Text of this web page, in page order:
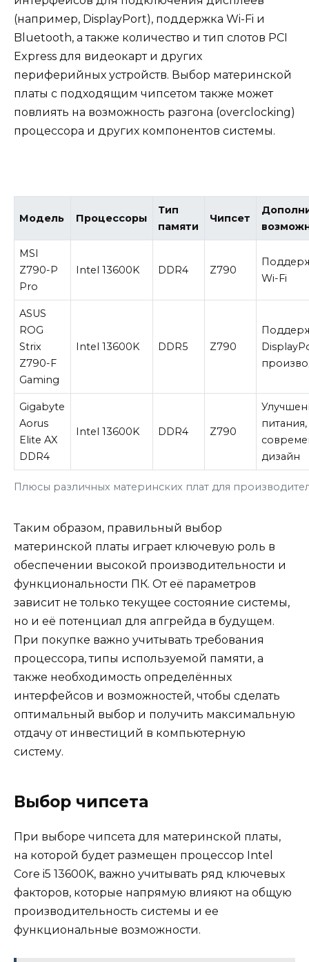
(например, DisplayPort), поддержка Wi-Fi и
Bluetooth, а также количество и тип слотов PCI
Express для видеокарт и других
периферийных устройств. Выбор материнской
платы с подходящим чипсетом также может
повлиять на возможность разгона (overclocking)
процессора и других компонентов системы.
Плюсы различных материнских плат для
Модель Процессоры
Тип
памяти
Чипсет
MSI
Z790-P
Pro
Intel 13600K DDR4 Z790
Wi-Fi
ASUS
ROG
Strix
Z790-F
Gaming
Intel 13600K DDR5 Z790
Gigabyte
Aorus
Elite AX
DDR4
Intel 13600K DDR4 Z790
питания,
дизайн
Таким образом, правильный выбор
материнской платы играет ключевую роль в
обеспечении высокой производительности и
функциональности ПК. От её параметров
зависит не только текущее состояние системы,
но и её потенциал для апгрейда в будущем.
При покупке важно учитывать требования
процессора, типы используемой памяти, а
также необходимость определённых
интерфейсов и возможностей, чтобы сделать
оптимальный выбор и получить максимальную
отдачу от инвестиций в компьютерную
систему.
Выбор чипсета
При выборе чипсета для материнской платы,
на которой будет размещен процессор Intel
Core i5 13600K, важно учитывать ряд ключевых
факторов, которые напрямую влияют на общую
производительность системы и ее
функциональные возможности.